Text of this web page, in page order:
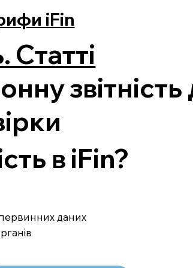
iFin
Статті
звітність
в iFin?
первинних даних